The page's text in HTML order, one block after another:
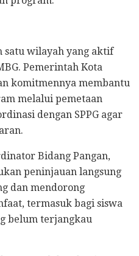
satu wilayah yang aktif
Pemerintah Kota
komitmennya membantu
melalui pemetaan
dengan SPPG agar
Bidang Pangan,
peninjauan langsung
dan mendorong
termasuk bagi siswa
belum terjangkau